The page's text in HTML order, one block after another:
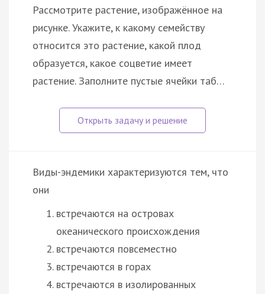
Рассмотрите растение, изображённое на
рисунке. Укажите, к какому семейству
относится это растение, какой плод
образуется, какое соцветие имеет
растение. Заполните пустые ячейки таб…
Виды-эндемики характеризуются тем, что
они
встречаются на островах
океанического происхождения
встречаются повсеместно
встречаются в горах
встречаются в изолированных